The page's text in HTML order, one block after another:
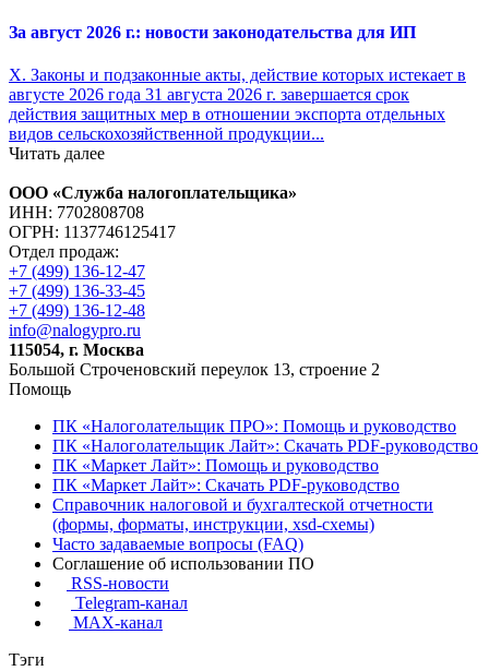
За август 2026 г.: новости законодательства для ИП
X. Законы и подзаконные акты, действие которых истекает в
августе 2026 года 31 августа 2026 г. завершается срок
действия защитных мер в отношении экспорта отдельных
видов сельскохозяйственной продукции...
Читать далее
ООО «Служба налогоплательщика»
ИНН: 7702808708
ОГРН: 1137746125417
Отдел продаж:
+7 (499) 136-12-47
+7 (499) 136-33-45
+7 (499) 136-12-48
info@nalogypro.ru
115054, г. Москва
Большой Строченовский переулок 13, строение 2
Помощь
ПК «Налоголательщик ПРО»: Помощь и руководство
ПК «Налоголательщик Лайт»: Скачать PDF-руководство
ПК «Маркет Лайт»: Помощь и руководство
ПК «Маркет Лайт»: Скачать PDF-руководство
Справочник налоговой и бухгалтеской отчетности
(формы, форматы, инструкции, xsd-схемы)
Часто задаваемые вопросы (FAQ)
Соглашение об использовании ПО
RSS-новости
Telegram-канал
MAX-канал
Тэги